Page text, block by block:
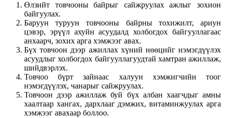
Өлзийт товчооны байрыг сайжруулах ажлыг зохион
байгуулах.
Баруун туруун товчооны байрны тохижилт, ариун
цэвэр, эрүүл ахуйн асуудалд холбогдох байгууллагаас
анхаарч, зохих арга хэмжээг авах.
Бүх товчоон дээр ажиллах хүний нөөцийг нэмэгдүүлэх
асуудлыг холбогдох байгууллагуудтай хамтран ажиллаж,
шийдвэрлэх.
Товчоо бүрт зайнаас халуун хэмжигчийн тоог
нэмэгдүүлэх, чанарыг сайжруулах.
Товчоон дээр ажиллаж буй бүх албан хаагчдыг амны
хаалтаар хангах, дархлааг дэмжих, витаминжуулах арга
хэмжээг авахаар боллоо.